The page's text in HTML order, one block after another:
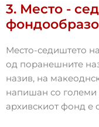
3. Место -
Место-седиштето
од поранешните
назив, на
напишан со големи
архивскиот фонд е